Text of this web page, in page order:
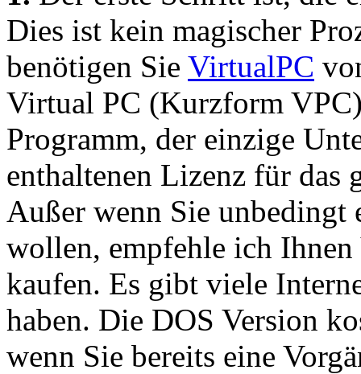
Dies ist kein magischer
benötigen Sie VirtualPC
Virtual PC (Kurzform VPC)
Programm, der einzige
enthaltenen Lizenz für das
Außer wenn Sie unbedingt
wollen, empfehle ich
kaufen. Es gibt viele
haben. Die DOS Version
wenn Sie bereits eine